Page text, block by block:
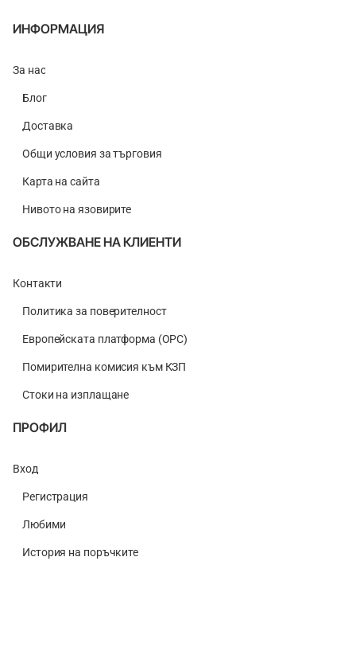
ИНФОРМАЦИЯ
За нас
Блог
Доставка
Общи условия за търговия
Карта на сайта
Нивото на язовирите
ОБСЛУЖВАНЕ НА КЛИЕНТИ
Контакти
Политика за поверителност
Европейската платформа (ОРС)
Помирителна комисия към КЗП
Стоки на изплащане
ПРОФИЛ
Вход
Регистрация
Любими
История на поръчките